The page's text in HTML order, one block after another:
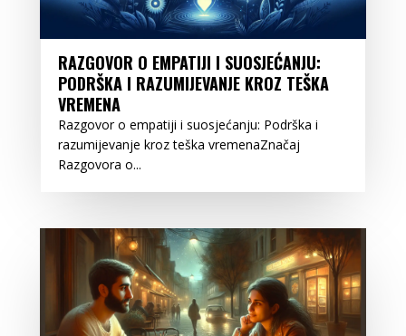
RAZGOVOR O EMPATIJI I SUOSJEĆANJU:
PODRŠKA I RAZUMIJEVANJE KROZ TEŠKA
VREMENA
Razgovor o empatiji i suosjećanju: Podrška i
razumijevanje kroz teška vremenaZnačaj
Razgovora o...